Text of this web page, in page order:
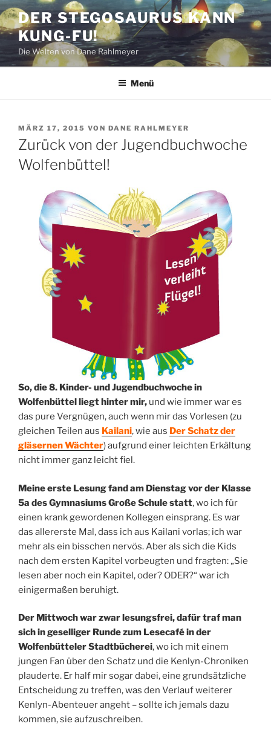
Zum
Inhalt
springen
DER STEGOSAURUS KANN
KUNG-FU!
Die Welten von Dane Rahlmeyer
Menü
VERÖFFENTLICHT
AM
MÄRZ 17, 2015 VON DANE RAHLMEYER
Zurück von der Jugendbuchwoche
Wolfenbüttel!
So, die 8. Kinder- und Jugendbuchwoche in
Wolfenbüttel liegt hinter mir, und wie immer war es
das pure Vergnügen, auch wenn mir das Vorlesen (zu
gleichen Teilen aus Kailani, wie aus Der Schatz der
gläsernen Wächter) aufgrund einer leichten Erkältung
nicht immer ganz leicht fiel.
Meine erste Lesung fand am Dienstag vor der Klasse
5a des Gymnasiums Große Schule statt, wo ich für
einen krank gewordenen Kollegen einsprang. Es war
das allererste Mal, dass ich aus Kailani vorlas; ich war
mehr als ein bisschen nervös. Aber als sich die Kids
nach dem ersten Kapitel vorbeugten und fragten: „Sie
lesen aber noch ein Kapitel, oder? ODER?“ war ich
einigermaßen beruhigt.
Der Mittwoch war zwar lesungsfrei, dafür traf man
sich in geselliger Runde zum Lesecafé in der
Wolfenbütteler Stadtbücherei, wo ich mit einem
jungen Fan über den Schatz und die Kenlyn-Chroniken
plauderte. Er half mir sogar dabei, eine grundsätzliche
Entscheidung zu treffen, was den Verlauf weiterer
Kenlyn-Abenteuer angeht – sollte ich jemals dazu
kommen, sie aufzuschreiben.